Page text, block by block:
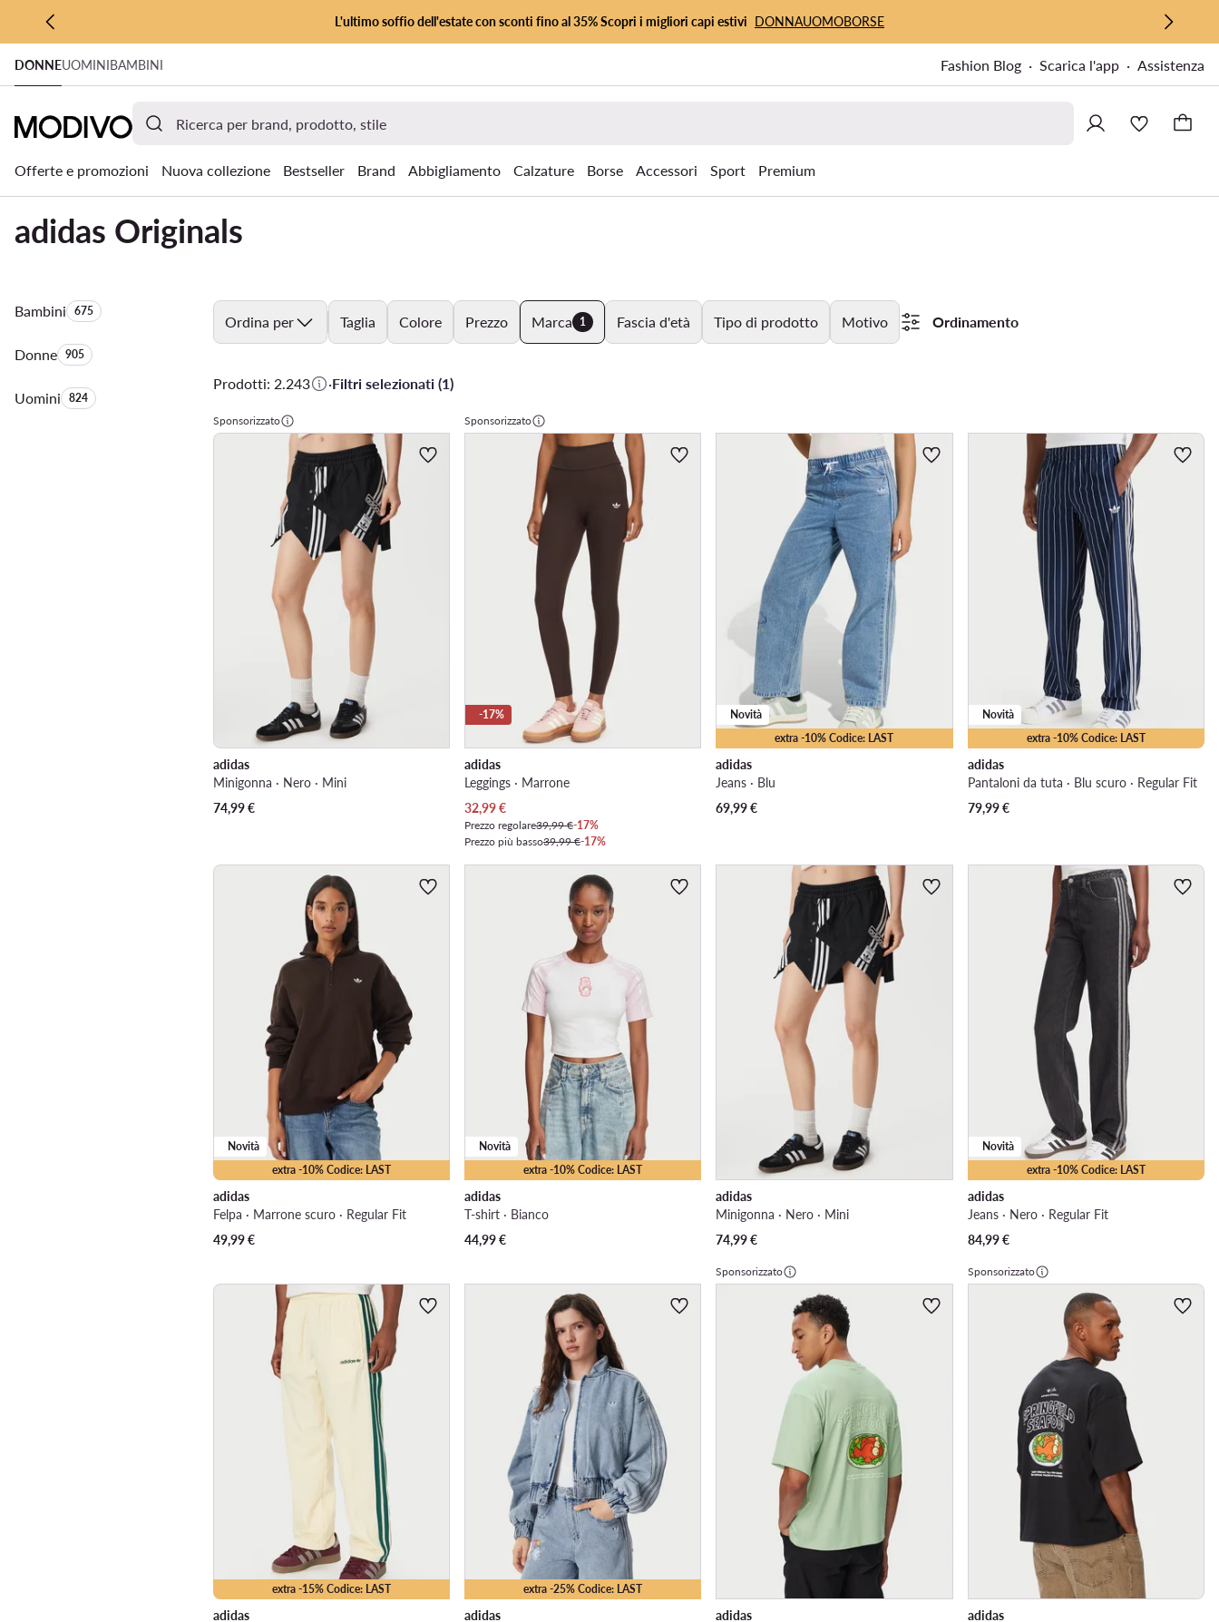
VAI AL CONTENUTO PRINCIPALE
VAI ALLA RICERCA
L'ultimo soffio dell'estate con sconti fino al 35% Scopri i migliori capi estivi DONNAUOMOBORSE
DONNEUOMINIBAMBINI Fashion Blog Scarica l'app Assistenza
Offerte e promozioni Nuova collezione Bestseller Brand Abbigliamento Calzature Borse Accessori Sport Premium
adidas Originals
BambiniQuantità di prodotti:
675
DonneQuantità di prodotti:
905
UominiQuantità di prodotti:
824
Ordina per Taglia Colore Prezzo Marca 1 Fascia d'età Tipo di prodotto Motivo Ordinamento
Prodotti: 2.243 ·Filtri selezionati (1)
Sponsorizzato
adidas
Minigonna · Nero · Mini
74,99€
Sponsorizzato
-17%
adidas
Leggings · Marrone
Prezzo attuale
32,99€
Prezzo regolare39,99 €-17%
Prezzo più basso39,99 €-17%
extra -10% Codice: LAST
Novità
adidas
Jeans · Blu
69,99€
extra -10% Codice: LAST
Novità
adidas
Pantaloni da tuta · Blu scuro · Regular Fit
79,99€
extra -10% Codice: LAST
Novità
adidas
Felpa · Marrone scuro · Regular Fit
49,99€
extra -10% Codice: LAST
Novità
adidas
T-shirt · Bianco
44,99€
adidas
Minigonna · Nero · Mini
74,99€
extra -10% Codice: LAST
Novità
adidas
Jeans · Nero · Regular Fit
84,99€
extra -15% Codice: LAST
adidas
extra -25% Codice: LAST
adidas
Sponsorizzato
adidas
Sponsorizzato
adidas